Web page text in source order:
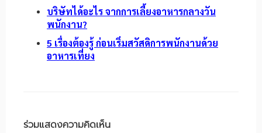
บริษัทได้อะไร จากการเลี้ยงอาหารกลางวัน
พนักงาน?
5 เรื่องต้องรู้ ก่อนเริ่มสวัสดิการพนักงานด้วย
อาหารเที่ยง
ร่วมแสดงความคิดเห็น